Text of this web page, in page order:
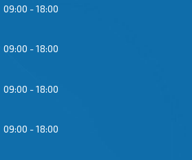
09:00
18:00
09:00
18:00
09:00
18:00
09:00
18:00